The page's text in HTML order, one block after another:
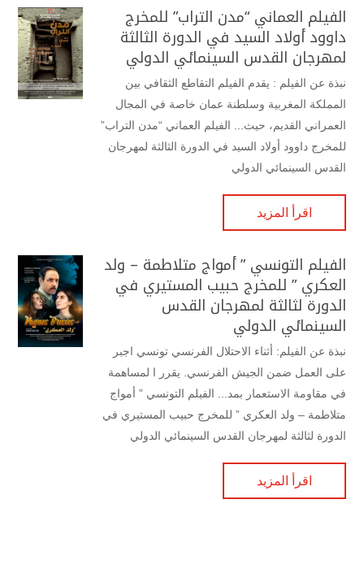
الفيلم العماني “مدن التراب” للمخرج
داوود أولاد السيد في الدورة الثالثة
لمهرجان القدس السينمائي الدولي
نبذة عن الفيلم : يقدم الفيلم التقاطع الثقافي بين
المملكة المغربية وسلطنة عمان خاصة في المجال
العمراني القديم، حيث... الفيلم العماني “مدن التراب”
للمخرج داوود أولاد السيد في الدورة الثالثة لمهرجان
القدس السينمائي الدولي
اقرأ المزيد
الفيلم التونسي ” أمواج متلاطمة – ولد
العكري ” للمخرج حبيب المستيري في
الدورة لثالثة لمهرجان القدس
السينمائي الدولي
نبذة عن الفيلم: أثناء الاحتلال الفرنسي تونسي اجبر
على العمل ضمن الجيش الفرنسي. يقرر ا لمساهمة
في مقاومة الاستعمار بمد... الفيلم التونسي ” أمواج
متلاطمة – ولد العكري ” للمخرج حبيب المستيري في
الدورة لثالثة لمهرجان القدس السينمائي الدولي
اقرأ المزيد